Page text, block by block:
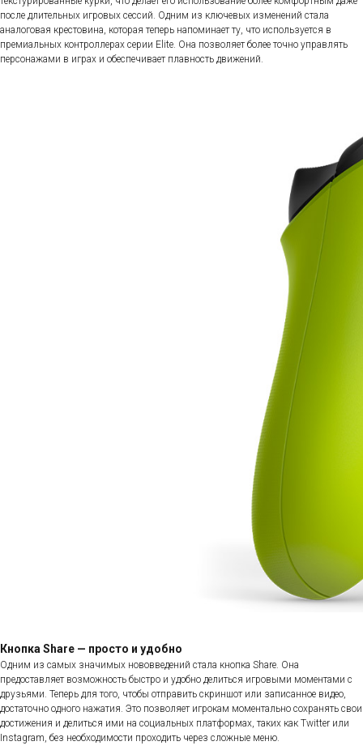
после длительных игровых сессий. Одним из ключевых изменений стала
аналоговая крестовина, которая теперь напоминает ту, что используется в
премиальных контроллерах серии Elite. Она позволяет более точно управлять
персонажами в играх и обеспечивает плавность движений.
Кнопка Share — просто и удобно
Одним из самых значимых нововведений стала кнопка Share. Она
предоставляет возможность быстро и удобно делиться игровыми моментами с
друзьями. Теперь для того, чтобы отправить скриншот или записанное видео,
достаточно одного нажатия. Это позволяет игрокам моментально сохранять свои
достижения и делиться ими на социальных платформах, таких как Twitter или
Instagram, без необходимости проходить через сложные меню.